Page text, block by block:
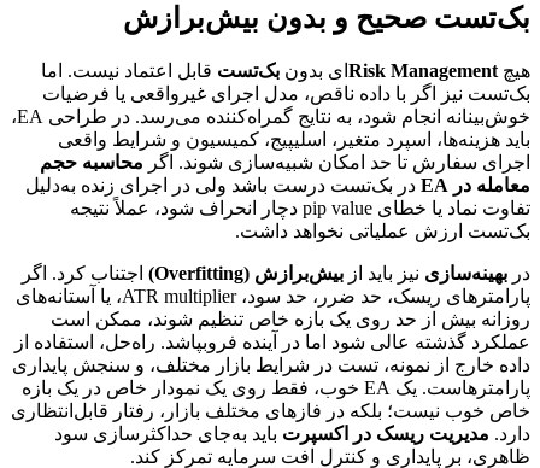
بک‌تست صحیح و بدون بیش‌برازش
هیچ Risk Management ‌ای بدون بک‌تست قابل اعتماد نیست. اما
بک‌تست نیز اگر با داده ناقص، مدل اجرای غیرواقعی یا فرضیات
خوش‌بینانه انجام شود، به نتایج گمراه‌کننده می‌رسد. در طراحی EA،
باید هزینه‌ها، اسپرد متغیر، اسلیپیج، کمیسیون و شرایط واقعی
اجرای سفارش تا حد امکان شبیه‌سازی شوند. اگر محاسبه حجم
معامله در EA
در بک‌تست درست باشد ولی در اجرای زنده به‌دلیل
تفاوت نماد یا خطای pip value دچار انحراف شود، عملاً نتیجه
بک‌تست ارزش عملیاتی نخواهد داشت.
در بهینه‌سازی نیز باید از بیش‌برازش (Overfitting)
اجتناب کرد. اگر
پارامترهای ریسک، حد ضرر، حد سود، ATR multiplier، یا آستانه‌های
روزانه بیش از حد روی یک بازه خاص تنظیم شوند، ممکن است
عملکرد گذشته عالی شود اما در آینده فروبپاشد. راه‌حل، استفاده از
داده خارج از نمونه، تست در شرایط بازار مختلف، و سنجش پایداری
پارامترهاست. یک EA خوب، فقط روی یک نمودار خاص در یک بازه
خاص خوب نیست؛ بلکه در فازهای مختلف بازار، رفتار قابل‌انتظاری
دارد. مدیریت ریسک در اکسپرت باید به‌جای حداکثرسازی سود
ظاهری، بر پایداری و کنترل افت سرمایه تمرکز کند.